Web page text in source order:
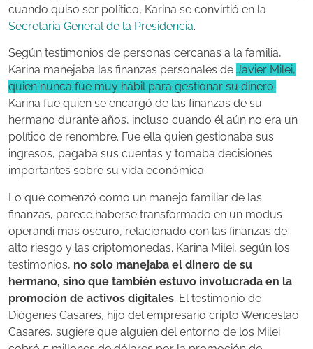
cuando quiso ser político, Karina se convirtió en la
Secretaria General de la Presidencia.
Según testimonios de personas cercanas a la familia,
Karina manejaba las finanzas personales de Javier Milei,
quien nunca fue muy hábil para gestionar su dinero.
Karina fue quien se encargó de las finanzas de su
hermano durante años, incluso cuando él aún no era un
político de renombre. Fue ella quien gestionaba sus
ingresos, pagaba sus cuentas y tomaba decisiones
importantes sobre su vida económica.
Lo que comenzó como un manejo familiar de las
finanzas, parece haberse transformado en un modus
operandi más oscuro, relacionado con las finanzas de
alto riesgo y las criptomonedas. Karina Milei, según los
testimonios, no solo manejaba el dinero de su
hermano, sino que también estuvo involucrada en la
promoción de activos digitales. El testimonio de
Diógenes Casares, hijo del empresario cripto Wenceslao
Casares, sugiere que alguien del entorno de los Milei